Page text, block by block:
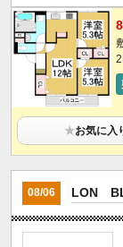
★お気に入
08/06 LON